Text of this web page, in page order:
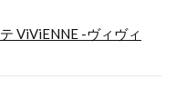
ViViENNE -ヴィヴィ